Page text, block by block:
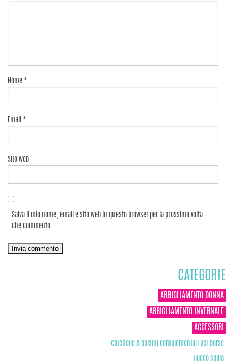
Nome *
Email *
Sito web
Salva il mio nome, email e sito web in questo browser per la prossima volta
che commento.
CATEGORIE
ABBIGLIAMENTO DONNA
ABBIGLIAMENTO INVERNALE
ACCESSORI
catenelle & polsini complementari per borse
fiocco spilla